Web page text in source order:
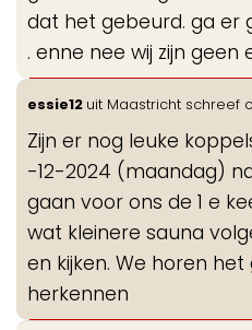
dat het gebeurd. ga er
. enne nee wij zijn geen
essie12 uit Maastricht schreef
Zijn er nog leuke
-12-2024 (maandag)
gaan voor ons de 1 e
wat kleinere sauna
en kijken. We horen
herkennen